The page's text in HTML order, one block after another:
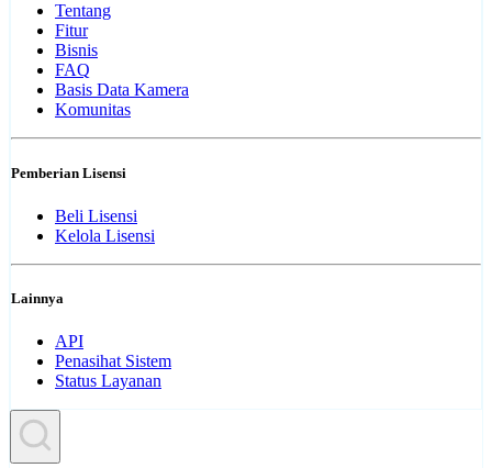
Tentang
Fitur
Bisnis
FAQ
Basis Data Kamera
Komunitas
Pemberian Lisensi
Beli Lisensi
Kelola Lisensi
Lainnya
API
Penasihat Sistem
Status Layanan